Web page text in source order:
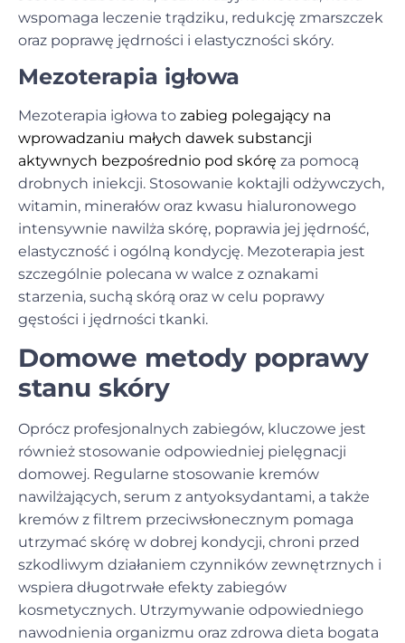
wspomaga leczenie trądziku, redukcję zmarszczek
oraz poprawę jędrności i elastyczności skóry.
Mezoterapia igłowa
Mezoterapia igłowa to zabieg polegający na
wprowadzaniu małych dawek substancji
aktywnych bezpośrednio pod skórę za pomocą
drobnych iniekcji. Stosowanie koktajli odżywczych,
witamin, minerałów oraz kwasu hialuronowego
intensywnie nawilża skórę, poprawia jej jędrność,
elastyczność i ogólną kondycję. Mezoterapia jest
szczególnie polecana w walce z oznakami
starzenia, suchą skórą oraz w celu poprawy
gęstości i jędrności tkanki.
Domowe metody poprawy
stanu skóry
Oprócz profesjonalnych zabiegów, kluczowe jest
również stosowanie odpowiedniej pielęgnacji
domowej. Regularne stosowanie kremów
nawilżających, serum z antyoksydantami, a także
kremów z filtrem przeciwsłonecznym pomaga
utrzymać skórę w dobrej kondycji, chroni przed
szkodliwym działaniem czynników zewnętrznych i
wspiera długotrwałe efekty zabiegów
kosmetycznych. Utrzymywanie odpowiedniego
nawodnienia organizmu oraz zdrowa dieta bogata